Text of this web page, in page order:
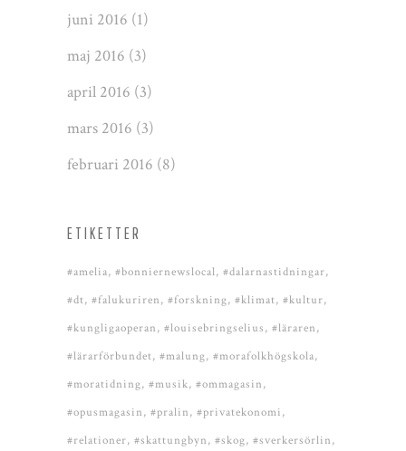
juni 2016 (1)
maj 2016 (3)
april 2016 (3)
mars 2016 (3)
februari 2016 (8)
ETIKETTER
#amelia #bonniernewslocal #dalarnastidningar
#dt #falukuriren #forskning #klimat #kultur
#kungligaoperan #louisebringselius #läraren
#lärarförbundet #malung #morafolkhögskola
#moratidning #musik #ommagasin
#opusmagasin #pralin #privatekonomi
#relationer #skattungbyn #skog #sverkersörlin